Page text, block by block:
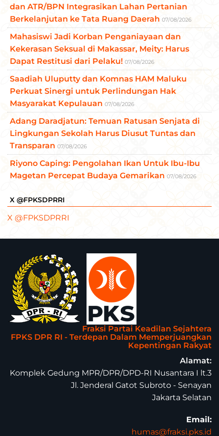
dan ATR/BPN Integrasikan Lahan Pertanian
Berkelanjutan ke Tata Ruang Daerah 07/08/2026
Mahasiswi Jadi Korban Penganiayaan dan
Kekerasan Seksual di Makassar, Meity: Harus
Dapat Restitusi dari Pelaku! 07/08/2026
Saadiah Uluputty dan Komnas HAM Maluku
Perkuat Sinergi untuk Perlindungan Hak
Masyarakat Kepulauan 07/08/2026
Adang Daradjatun: Temuan Ratusan Senjata di
Lingkungan Sekolah Harus Diusut Tuntas dan
Transparan 07/08/2026
Riyono Caping: Pengolahan Ikan Untuk Ibu-Ibu
Magetan Percepat Budaya Gemarikan 07/08/2026
X @FPKSDPRRI
X @FPKSDPRRI
Fraksi Partai Keadilan Sejahtera
FPKS DPR RI - Terdepan Dalam Memperjuangkan
Kepentingan Rakyat
Alamat:
Komplek Gedung MPR/DPR/DPD-RI Nusantara I lt.3
Jl. Jenderal Gatot Subroto - Senayan
Jakarta Selatan
Email:
humas@fraksi.pks.id